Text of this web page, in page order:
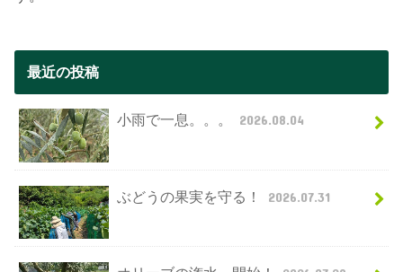
最近の投稿
小雨で一息。。。 2026.08.04
ぶどうの果実を守る！ 2026.07.31